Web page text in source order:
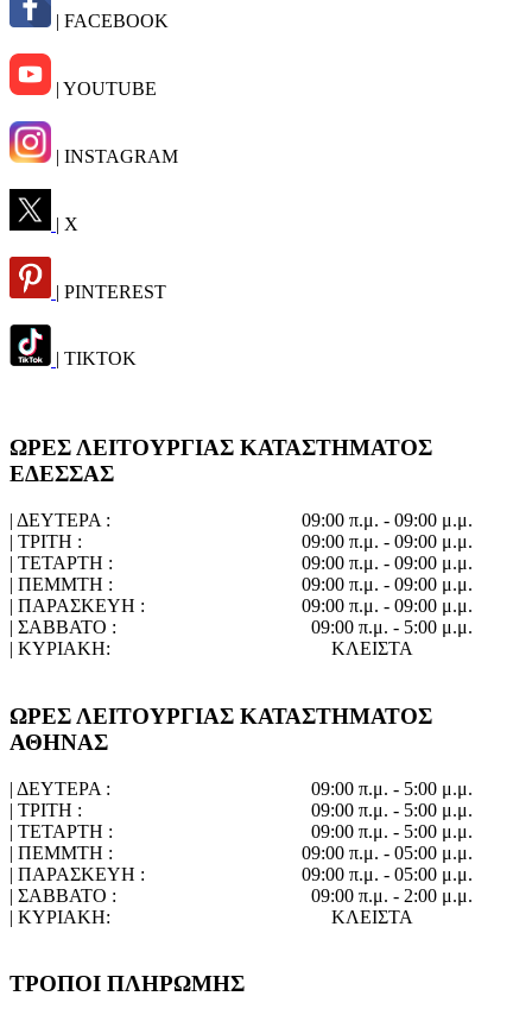
| FACEBOOK
| YOUTUBE
| INSTAGRAM
| X
| PINTEREST
| TIKTOK
ΩΡΕΣ ΛΕΙΤΟΥΡΓΙΑΣ ΚΑΤΑΣΤΗΜΑΤΟΣ
ΕΔΕΣΣΑΣ
| ΔΕΥΤΕΡΑ :
09:00 π.μ. - 09:00 μ.μ.
| ΤΡΙΤΗ :
09:00 π.μ. - 09:00 μ.μ.
| ΤΕΤΑΡΤΗ :
09:00 π.μ. - 09:00 μ.μ.
| ΠΕΜΜΤΗ :
09:00 π.μ. - 09:00 μ.μ.
| ΠΑΡΑΣΚΕΥΗ :
09:00 π.μ. - 09:00 μ.μ.
| ΣΑΒΒΑΤΟ :
09:00 π.μ. - 5:00 μ.μ.
| ΚΥΡΙΑΚΗ:
ΚΛΕΙΣΤΑ
ΩΡΕΣ ΛΕΙΤΟΥΡΓΙΑΣ ΚΑΤΑΣΤΗΜΑΤΟΣ
ΑΘΗΝΑΣ
| ΔΕΥΤΕΡΑ :
09:00 π.μ. - 5:00 μ.μ.
| ΤΡΙΤΗ :
09:00 π.μ. - 5:00 μ.μ.
| ΤΕΤΑΡΤΗ :
09:00 π.μ. - 5:00 μ.μ.
| ΠΕΜΜΤΗ :
09:00 π.μ. - 05:00 μ.μ.
| ΠΑΡΑΣΚΕΥΗ :
09:00 π.μ. - 05:00 μ.μ.
| ΣΑΒΒΑΤΟ :
09:00 π.μ. - 2:00 μ.μ.
| ΚΥΡΙΑΚΗ:
ΚΛΕΙΣΤΑ
ΤΡΟΠΟΙ ΠΛΗΡΩΜΗΣ